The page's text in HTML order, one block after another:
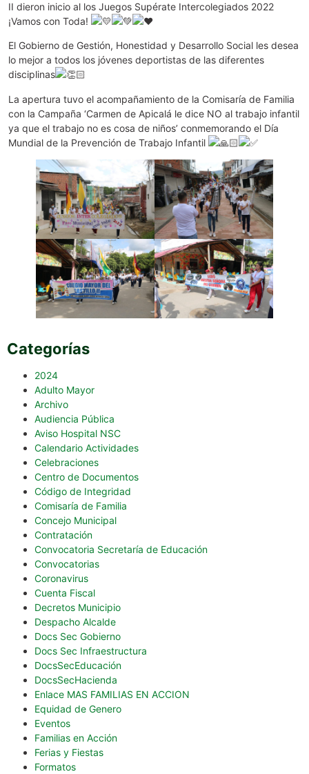
II dieron inicio al los Juegos Supérate Intercolegiados 2022
¡Vamos con Toda!
El Gobierno de Gestión, Honestidad y Desarrollo Social les desea
lo mejor a todos los jóvenes deportistas de las diferentes
disciplinas
La apertura tuvo el acompañamiento de la Comisaría de Familia
con la Campaña ‘Carmen de Apicalá le dice NO al trabajo infantil
ya que el trabajo no es cosa de niños’ conmemorando el Día
Mundial de la Prevención de Trabajo Infantil
Categorías
2024
Adulto Mayor
Archivo
Audiencia Pública
Aviso Hospital NSC
Calendario Actividades
Celebraciones
Centro de Documentos
Código de Integridad
Comisaría de Familia
Concejo Municipal
Contratación
Convocatoria Secretaría de Educación
Convocatorias
Coronavirus
Cuenta Fiscal
Decretos Municipio
Despacho Alcalde
Docs Sec Gobierno
Docs Sec Infraestructura
DocsSecEducación
DocsSecHacienda
Enlace MAS FAMILIAS EN ACCION
Equidad de Genero
Eventos
Familias en Acción
Ferias y Fiestas
Formatos